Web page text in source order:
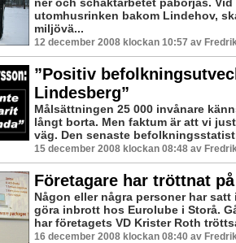
utomhusrinken bakom Lindehov,
miljövä...
12 december 2008 klockan 10:57 av
”Positiv
Lindesberg”
Målsättningen 25 000 invånare
långt borta. Men faktum är att vi
väg. Den senaste
15 december 2008 klockan 08:48 av
Företagare har tröttnat
Någon eller några personer har satt
göra inbrott hos Eurolube i Storå.
har företagets VD Krister Roth
16 december 2008 klockan 08:40 av